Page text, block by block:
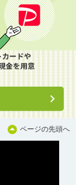
ページの先頭へ